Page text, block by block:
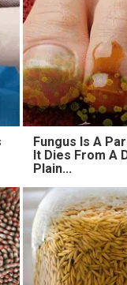
Fungus Is A
It Dies From A
Plain...